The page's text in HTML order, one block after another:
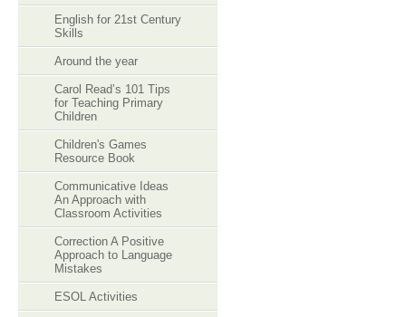
English for 21st Century
Skills
Around the year
Carol Read’s 101 Tips
for Teaching Primary
Children
Children's Games
Resource Book
Communicative Ideas
An Approach with
Classroom Activities
Correction A Positive
Approach to Language
Mistakes
ESOL Activities